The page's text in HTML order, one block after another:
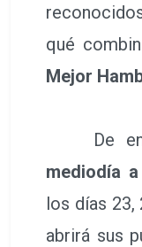
qué
Mejor
De
mediodía
los días 23,
abrirá sus